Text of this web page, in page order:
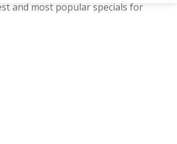
and most popular specials for